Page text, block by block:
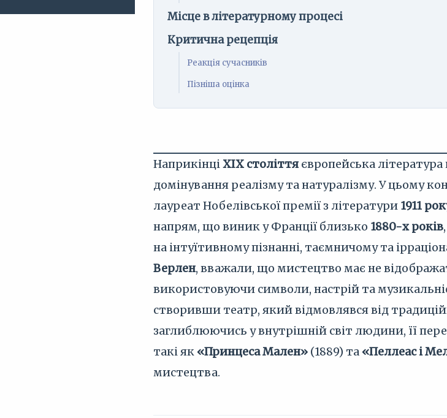
Місце в літературному процесі
Критична рецепція
Реакція сучасників
Пізніша оцінка
НаприкінціXIX століття європейська
домінування реалізму та натуралізму. У цьому
лауреат Нобелівської премії з літератури 1911
напрям, що виник у Франції близько 1880-х років
на інтуїтивному пізнанні, таємничому та
Верлен, вважали, що мистецтво має не
використовуючи символи, настрій та
створивши театр, який відмовлявся від
заглиблюючись у внутрішній світ людини, її
такі як «Принцеса Мален» (1889) та «Пеллеас і
мистецтва.